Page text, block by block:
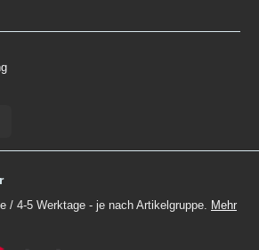
/ 4-5 Werktage - je nach Artikelgruppe. Mehr